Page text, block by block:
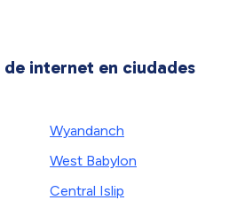
internet en ciudades
Wyandanch
West Babylon
Central Islip